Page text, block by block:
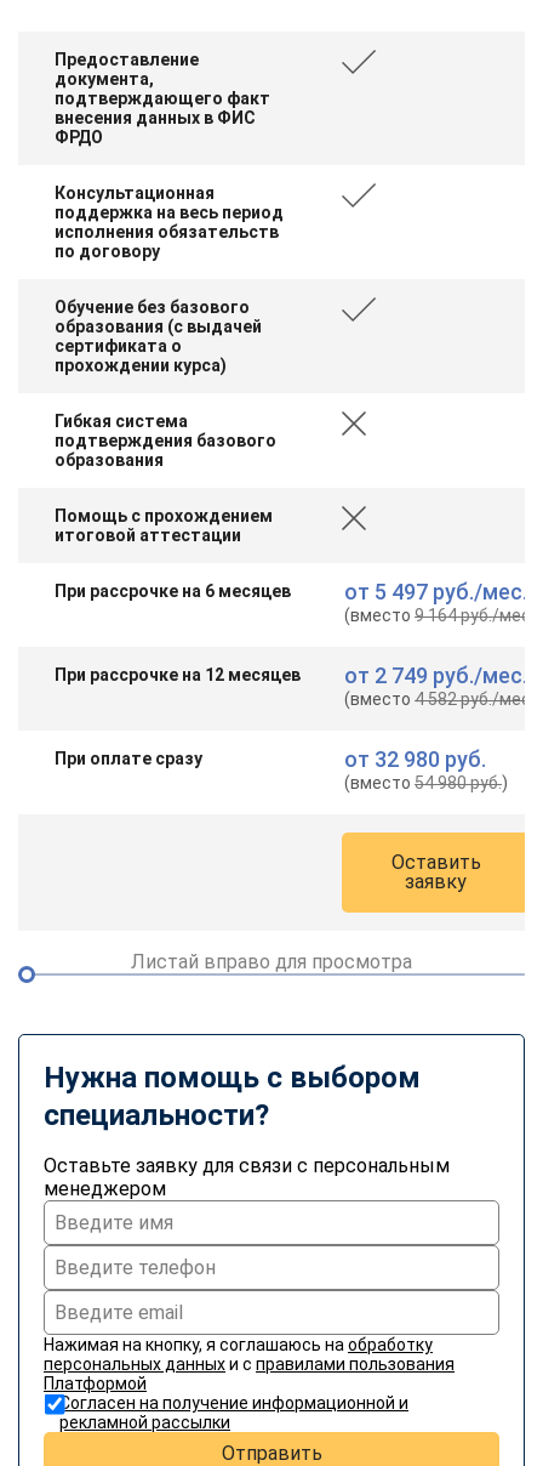
Предоставление
документа,
подтверждающего факт
внесения данных в ФИС
ФРДО
Консультационная
поддержка на весь период
исполнения обязательств
по договору
Обучение без базового
образования (с выдачей
сертификата о
прохождении курса)
Гибкая система
подтверждения базового
образования
Помощь с прохождением
итоговой аттестации
При рассрочке на 6 месяцев от 5 497 руб./мес.
(вместо9 164 руб./мес.
При рассрочке на 12 месяцев от 2 749 руб./мес.
(вместо4 582 руб./мес.
При оплате сразу от 32 980 руб.
(вместо54 980 руб.)
Оставить
заявку
Листай вправо для просмотра
Нужна помощь с выбором
специальности?
Оставьте заявку для связи с персональным
менеджером
Нажимая на кнопку, я соглашаюсь на обработку
персональных данныхи с правилами пользования
Платформой
Согласен на получение информационной и
рекламной рассылки
Отправить